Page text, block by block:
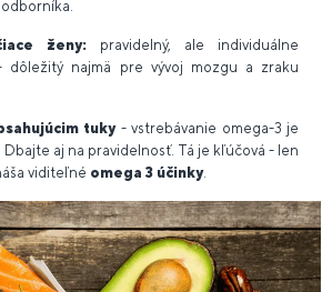
ženy: pravidelný, ale individuálne
dôležitý najmä pre vývoj mozgu a zraku
tuky- vstrebávanie omega-3 je
aj na pravidelnosť. Tá je kľúčová - len
viditeľné omega 3 účinky.